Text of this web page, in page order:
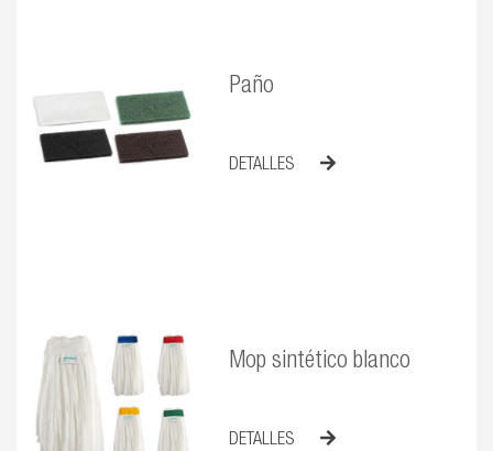
Paño
DETALLES
Mop sintético blanco
DETALLES